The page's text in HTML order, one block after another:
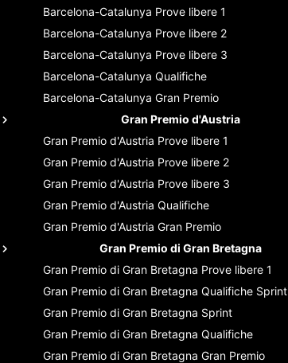
Barcelona-Catalunya Prove libere 1
Barcelona-Catalunya Prove libere 2
Barcelona-Catalunya Prove libere 3
Barcelona-Catalunya Qualifiche
Barcelona-Catalunya Gran Premio
Gran Premio d'Austria
Gran Premio d'Austria Prove libere 1
Gran Premio d'Austria Prove libere 2
Gran Premio d'Austria Prove libere 3
Gran Premio d'Austria Qualifiche
Gran Premio d'Austria Gran Premio
Gran Premio di Gran Bretagna
Gran Premio di Gran Bretagna Prove libere 1
Gran Premio di Gran Bretagna Qualifiche Sprint
Gran Premio di Gran Bretagna Sprint
Gran Premio di Gran Bretagna Qualifiche
Gran Premio di Gran Bretagna Gran Premio